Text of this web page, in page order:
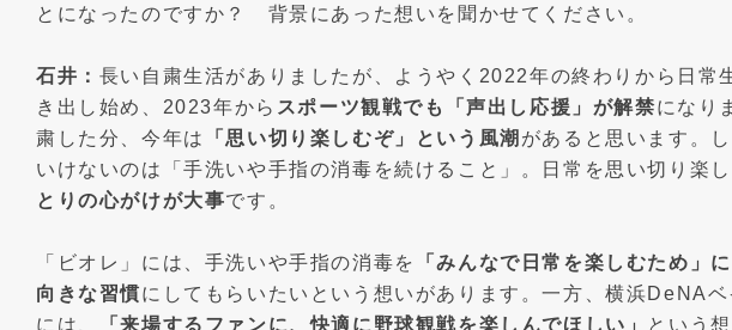
とになったのですか？ 背景にあった想いを聞かせてください。
石井： 長い自粛生活がありましたが、ようやく2022年の終わりから日常
き出し始め、2023年から スポーツ観戦でも「声出し応援」が解禁になり
粛した分、今年は
「思い切り楽しむぞ」という風潮 があると思います。
いけないのは「手洗いや手指の消毒を続けること」。日常を思い切り楽
とりの心がけが大事です。
「ビオレ」には、手洗いや手指の消毒を
「みんなで日常を楽しむため」
向きな習慣にしてもらいたいという想いがあります。一方、横浜DeNA
には、
「来場するファンに、快適に野球観戦を楽しんでほしい」 という